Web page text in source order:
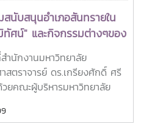
ำเร็จในวิชาชีพ การบริการ
รวมในปี 2026 การพิจารณา
ด้าน ได้แก่ การสอน
การบริการสาธารณะและการ
Community
ตรและการเป็นผู้ประกอบการ
อย่างเป็นรูปธรรมต่อการ
นับสนุนอำเภอสันทรายใน
ศน์" และกิจกรรมต่างๆของ
นักงานมหาวิทยาลัย
สตราจารย์ ดร.เกรียงศักดิ์ ศรี
ยคณะผู้บริหารมหาวิทยาลัย
รม “จิตอาสาพัฒนาภูมิทัศน์